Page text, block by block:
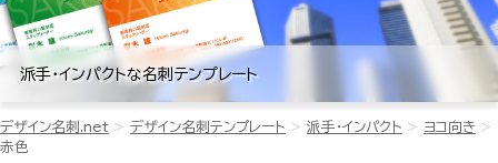
派手・インパクトな名刺テンプレート
デザイン名刺.net デザイン名刺テンプレート 派手・インパクト
ヨコ向き
赤色